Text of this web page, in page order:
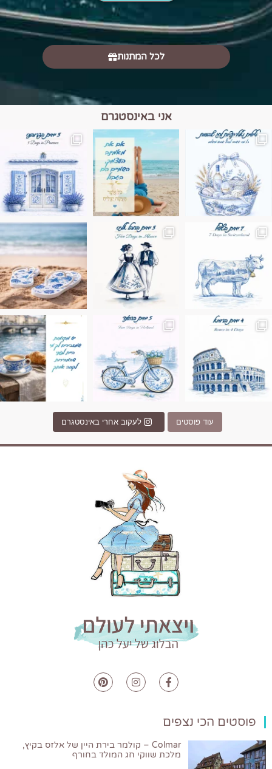
לכל המתנות
אני באינסטגרם
הם הגבול 💙🩵
בחבל אלזס צרפת
בחופשה שבו הכל נהיה פשוט יותר. החול, הי
Instagram post
Instagram post 17994326828955248
עוד פוסטים לעקוב אחרי באינסטגרם
פוסטים הכי נצפים
Colmar – קולמר בירת היין של אלזס בקיץ,
מלכת שווקי חג המולד בחורף